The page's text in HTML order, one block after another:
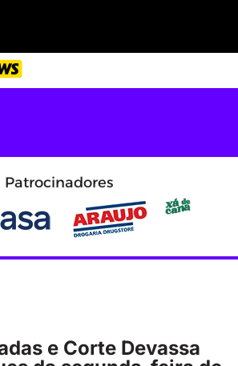
Patrocinadores
e Corte Devassa